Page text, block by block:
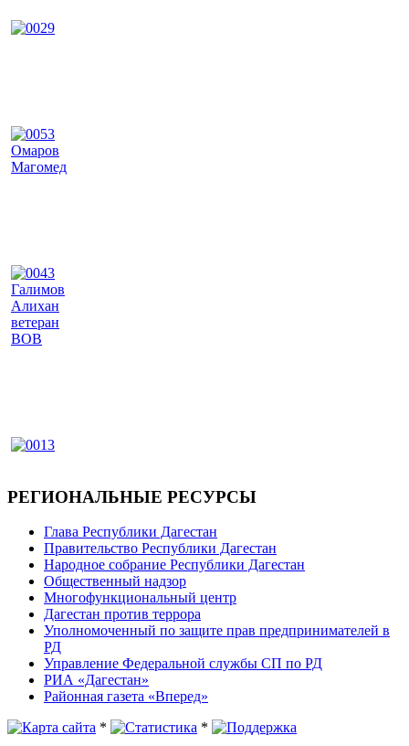
РЕГИОНАЛЬНЫЕ РЕСУРСЫ
Глава Республики Дагестан
Правительство Республики Дагестан
Народное собрание Республики Дагестан
Общественный надзор
Многофункциональный центр
Дагестан против террора
Уполномоченный по защите прав предпринимателей в
РД
Управление Федеральной службы СП по РД
РИА «Дагестан»
Районная газета «Вперед»
*
*